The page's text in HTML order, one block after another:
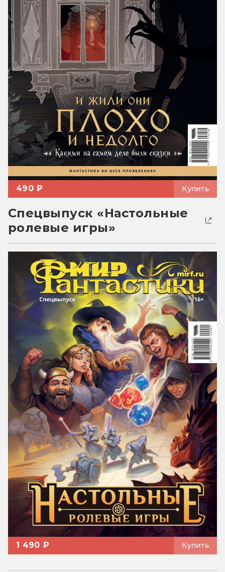
490 ₽ Купить
Спецвыпуск «Настольные
ролевые игры»
1 490 ₽ Купить